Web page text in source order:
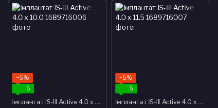
−5%
6
Імплантат IS-III Active 4.0 x 10.0
−5%
6
Імплантат IS-III Active 4.0 x 11.5